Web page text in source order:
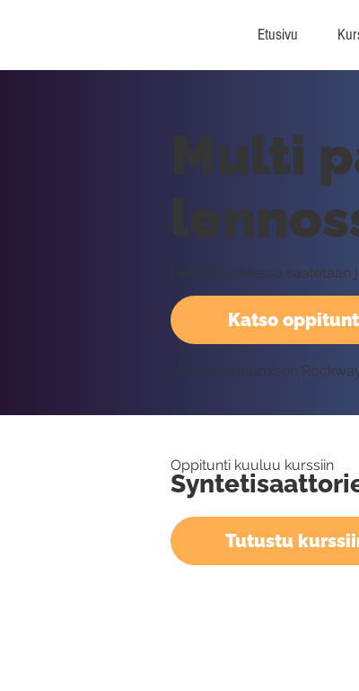
Etusivu
Katso
Multi
Keikkatilanteessa
Vaatii kirjautumisen
Oppitunti kuuluu kurssiin
Tutustu